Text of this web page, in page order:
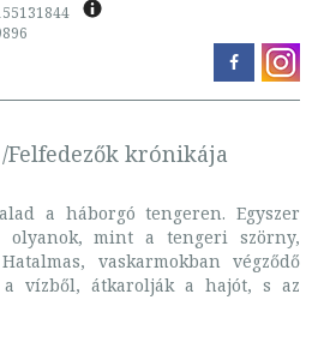
Felfedezők krónikája
a háborgó tengeren. Egyszer
olyanok, mint a tengeri szörny,
vaskarmokban végződő
a vízből, átkarolják a hajót, s az